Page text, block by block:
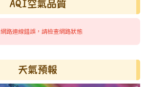
AQI空氣品質
路連線錯誤，請檢查網路狀態
天氣預報